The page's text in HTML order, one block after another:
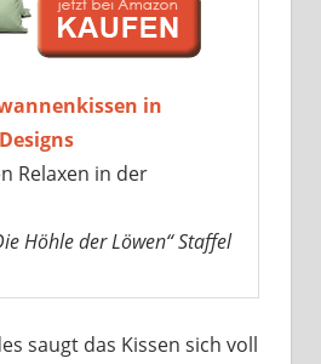
in
Relaxen in der
Höhle der Löwen“ Staffel
saugt das Kissen sich voll